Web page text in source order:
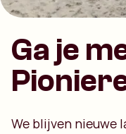
Ga je
We blijven nieuwe